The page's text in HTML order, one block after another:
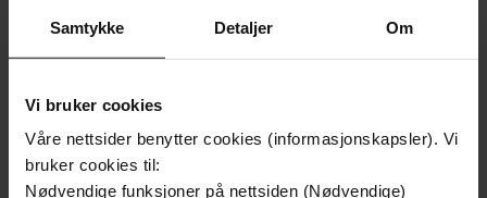
Samtykke Detaljer Om
Vi bruker cookies
Våre nettsider benytter cookies (informasjonskapsler). Vi
bruker cookies til:
Nødvendige funksjoner på nettsiden (Nødvendige)